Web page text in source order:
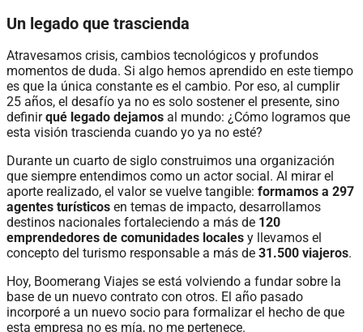
Un legado que trascienda
Atravesamos crisis, cambios tecnológicos y profundos
momentos de duda. Si algo hemos aprendido en este tiempo
es que la única constante es el cambio. Por eso, al cumplir
25 años, el desafío ya no es solo sostener el presente, sino
definirqué legado dejamos al mundo: ¿Cómo logramos que
esta visión trascienda cuando yo ya no esté?
Durante un cuarto de siglo construimos una organización
que siempre entendimos como un actor social. Al mirar el
aporte realizado, el valor se vuelve tangible: formamos a 297
agentes turísticos en temas de impacto, desarrollamos
destinos nacionales fortaleciendo a más de 120
emprendedores de comunidades locales y llevamos el
concepto del turismo responsable a más de 31.500 viajeros.
Hoy, Boomerang Viajes se está volviendo a fundar sobre la
base de un nuevo contrato con otros. El año pasado
incorporé a un nuevo socio para formalizar el hecho de que
esta empresa no es mía, no me pertenece.